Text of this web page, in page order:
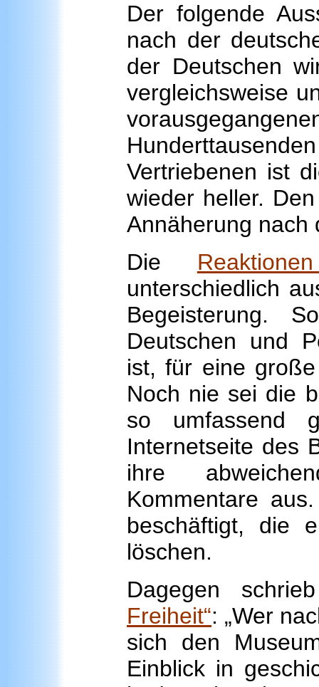
Der folgende
nach der
der Deutschen
vergleichsweise
Vertriebenen ist
wieder heller.
Annäherung nach
Die
unterschiedlich
Begeisterung.
Deutschen und
ist, für eine große
Noch nie sei die
so umfassend
Internetseite des
ihre
Kommentare
beschäftigt, die
löschen.
Dagegen
Freiheit“: „Wer
sich den
Einblick in